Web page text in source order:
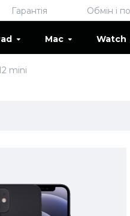
Гарантія Обмін і
Mac Watch
mini